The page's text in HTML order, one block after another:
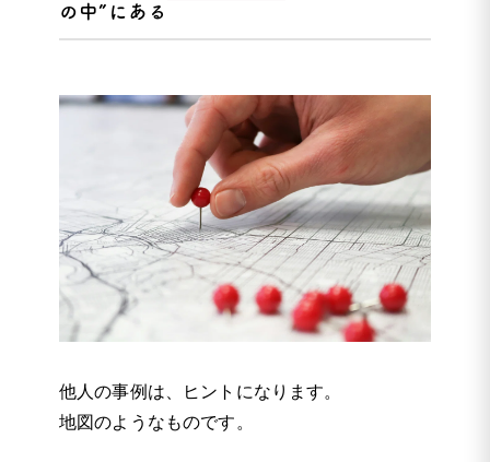
の中”にある
他人の事例は、ヒントになります。
地図のようなものです。